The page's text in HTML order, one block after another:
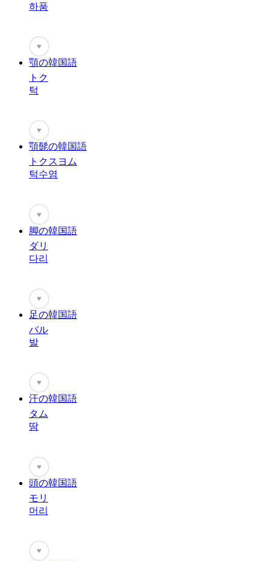
하품
♥
顎の韓国語
トク
턱
♥
顎髭の韓国語
トクスヨム
턱수염
♥
脚の韓国語
ダリ
다리
♥
足の韓国語
バル
발
♥
汗の韓国語
タム
땀
♥
頭の韓国語
モリ
머리
♥